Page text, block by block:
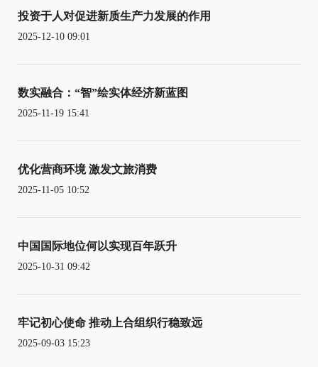
投资于人对促进新质生产力发展的作用
2025-12-10 09:01
数实融合：“智”绘实体经济新蓝图
2025-11-19 15:41
优化营商环境 激发文旅消费
2025-11-05 10:52
中国国际地位何以实现百年跃升
2025-10-31 09:42
牢记初心使命 推动上合组织行稳致远
2025-09-03 15:23